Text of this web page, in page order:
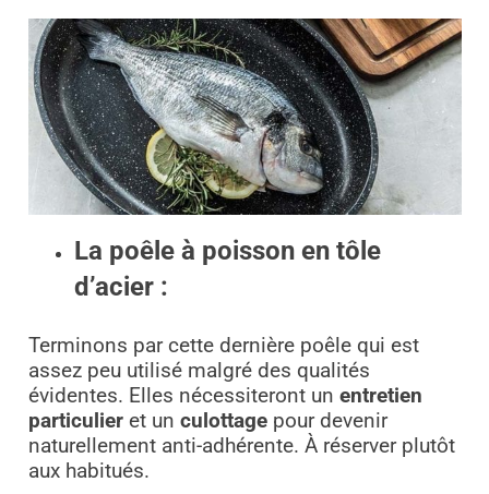
La poêle à poisson en tôle
d’acier :
Terminons par cette dernière poêle qui est
assez peu utilisé malgré des qualités
évidentes. Elles nécessiteront un entretien
particulieret un culottagepour devenir
naturellement anti-adhérente. À réserver plutôt
aux habitués.